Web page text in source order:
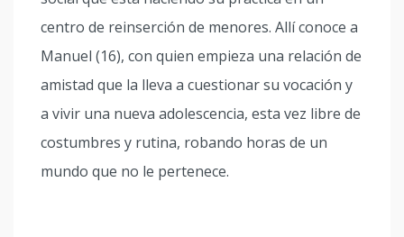
centro de reinserción de menores. Allí conoce a
Manuel (16), con quien empieza una relación de
amistad que la lleva a cuestionar su vocación y
a vivir una nueva adolescencia, esta vez libre de
costumbres y rutina, robando horas de un
mundo que no le pertenece.